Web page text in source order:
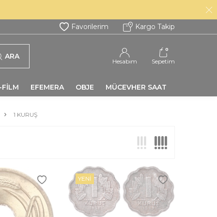
Favorilerim Kargo Takip
ARA
Hesabım
0
Sepetim
EFEMERA OBJE MÜCEVHER SAAT
1 KURUŞ
YENI